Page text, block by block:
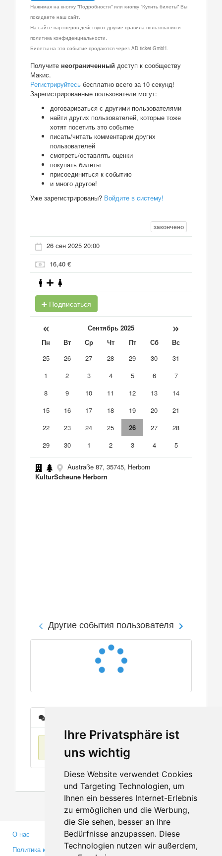
Ihre Privatsphäre ist
uns wichtig
Diese Website verwendet Cookies
und Targeting Technologien, um
Ihnen ein besseres Internet-Erlebnis
zu ermöglichen und die Werbung,
die Sie sehen, besser an Ihre
Bedürfnisse anzupassen. Diese
Technologien nutzen wir außerdem,
Нажимая на кнопку "Подробности" или кнопку "Купить билеты" Вы
покидаете наш сайт.
На сайте партнеров действуют другие правила пользования и
политика конфиденциальности.
Билеты на это событие продаются через AD ticket GmbH.
Получите неограниченный доступ к сообществу
Макис.
Регистрируйтесь бесплатно всего за 10 секунд!
Зарегистрированные пользователи могут:
договариваться с другими пользователями
найти других пользователей, которые тоже
хотят посетить это событие
писать/читать комментарии других
пользователей
смотреть/оставлять оценки
покупать билеты
присоединиться к событию
и много другое!
Уже зарегистрированы? Войдите в систему!
закончено
26 сен 2025 20:00
16,40 €
Подписаться
« Сентябрь 2025 »
Пн Вт Ср Чт Пт Сб
Вс
25
26 27 28 29 30
31
1
2 3 4 5 6
7
8
9 10 11 12 13
14
15
16 17 18 19 20
21
22
23 24 25 26 27
28
29
30 1 2 3 4 5
Austraße 87, 35745, Herborn
KulturScheune Herborn
Другие события пользователя
О нас
Политика конфиденциальности
Партнерам
Инвесторам